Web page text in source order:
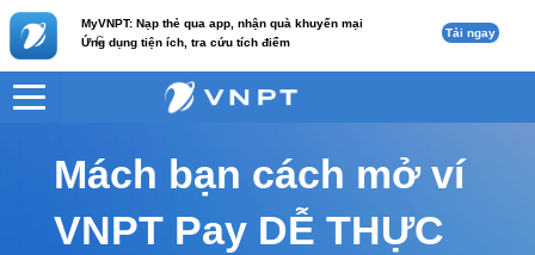
MyVNPT: Nạp thẻ qua app, nhận quà khuyến mại
Ứng dụng tiện ích, tra cứu tích điểm
c Tải ngay
VNPT Nội dung tin
Mách bạn cách mở ví
VNPT Pay DỄ THỰC